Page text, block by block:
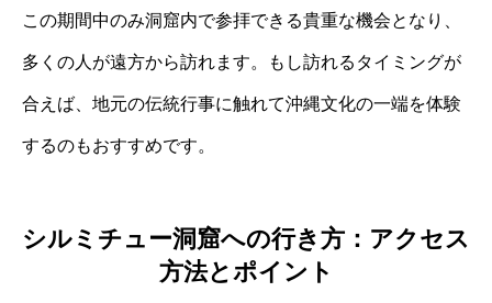
この期間中のみ洞窟内で参拝できる貴重な機会となり、
多くの人が遠方から訪れます。もし訪れるタイミングが
合えば、地元の伝統行事に触れて沖縄文化の一端を体験
するのもおすすめです。
シルミチュー洞窟への行き方：アクセス
方法とポイント